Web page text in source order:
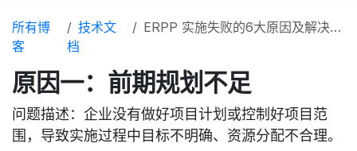
所有博
客
技术文
档
ERPP 实施失败的6大原因及解决建议
原因一：前期规划不足
问题描述：企业没有做好项目计划或控制好项目范
围，导致实施过程中目标不明确、资源分配不合理。